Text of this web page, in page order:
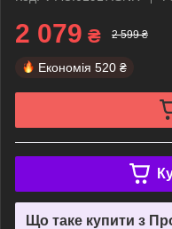
2 079 ₴ 2 599 ₴
Економія 520 ₴
Що таке купити з